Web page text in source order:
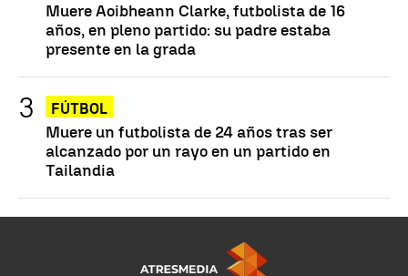
Muere Aoibheann Clarke, futbolista de 16
años, en pleno partido: su padre estaba
presente en la grada
FÚTBOL
Muere un futbolista de 24 años tras ser
alcanzado por un rayo en un partido en
Tailandia